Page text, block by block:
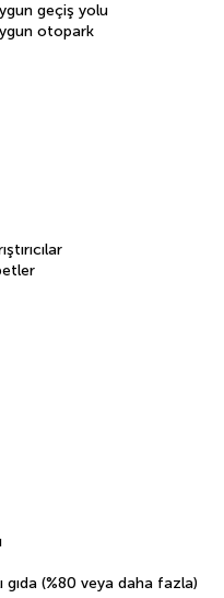
geçiş yolu
otopark
(%80 veya daha fazla)